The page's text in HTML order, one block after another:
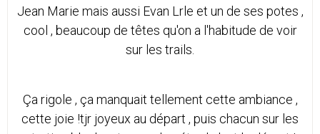
Jean Marie mais aussi Evan Lrle et un de ses potes ,
cool , beaucoup de têtes qu'on a l'habitude de voir
sur les trails.
Ça rigole , ça manquait tellement cette ambiance ,
cette joie !tjr joyeux au départ , puis chacun sur les